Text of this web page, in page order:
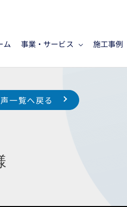
ム 事業・サービス 施工事例
一覧へ戻る